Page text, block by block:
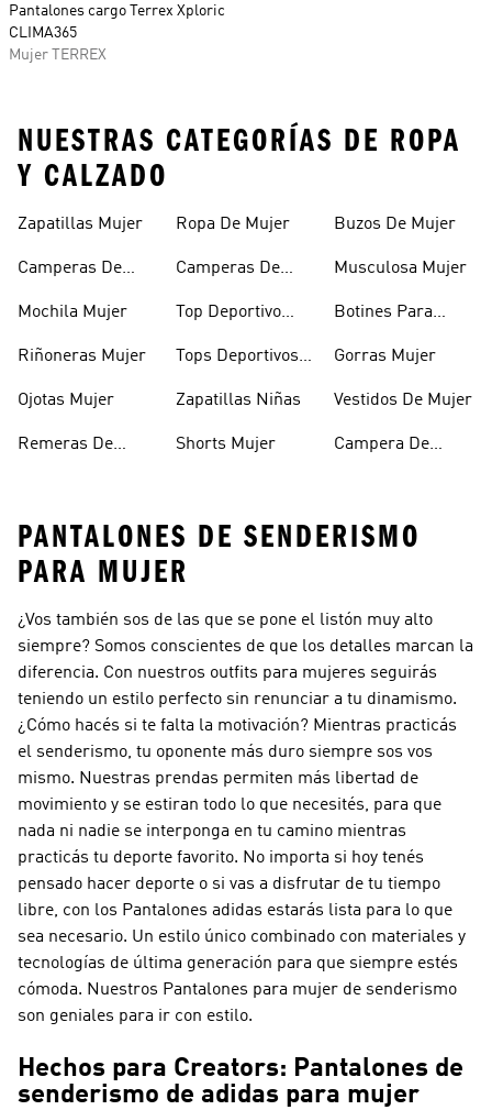
Pantalones cargo Terrex Xploric
CLIMA365
Mujer TERREX
NUESTRAS CATEGORÍAS DE ROPA
Y CALZADO
Zapatillas Mujer
Camperas De
Mochila Mujer
Riñoneras Mujer
Ojotas Mujer
Remeras De
Ropa De Mujer
Camperas De
Top Deportivo
Tops Deportivos
Zapatillas Niñas
Shorts Mujer
Buzos De Mujer
Musculosa Mujer
Botines Para
Gorras Mujer
Vestidos De Mujer
Campera De
PANTALONES DE SENDERISMO
PARA MUJER
¿Vos también sos de las que se pone el listón muy alto
siempre? Somos conscientes de que los detalles marcan la
diferencia. Con nuestros outfits para mujeres seguirás
teniendo un estilo perfecto sin renunciar a tu dinamismo.
¿Cómo hacés si te falta la motivación? Mientras practicás
el senderismo, tu oponente más duro siempre sos vos
mismo. Nuestras prendas permiten más libertad de
movimiento y se estiran todo lo que necesités, para que
nada ni nadie se interponga en tu camino mientras
practicás tu deporte favorito. No importa si hoy tenés
pensado hacer deporte o si vas a disfrutar de tu tiempo
libre, con los Pantalones adidas estarás lista para lo que
sea necesario. Un estilo único combinado con materiales y
tecnologías de última generación para que siempre estés
cómoda. Nuestros Pantalones para mujer de senderismo
son geniales para ir con estilo.
Hechos para Creators: Pantalones de
senderismo de adidas para mujer